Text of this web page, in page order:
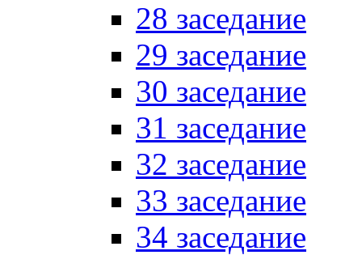
28 заседание
29 заседание
30 заседание
31 заседание
32 заседание
33 заседание
34 заседание